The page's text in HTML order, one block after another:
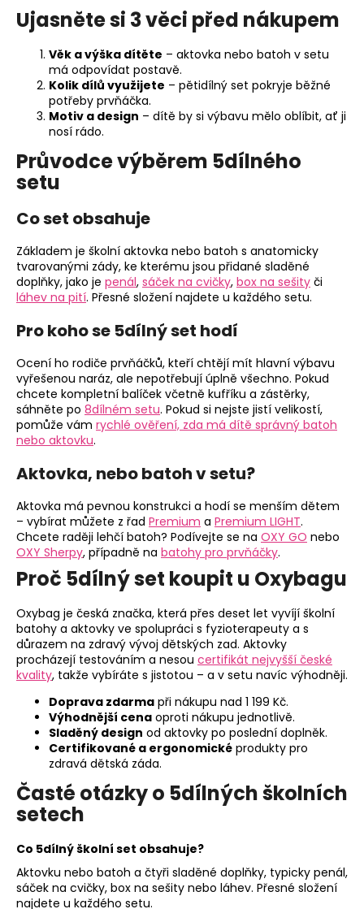
Ujasněte si 3 věci před nákupem
Věk a výška dítěte – aktovka nebo batoh v setu
má odpovídat postavě.
Kolik dílů využijete – pětidílný set pokryje běžné
potřeby prvňáčka.
Motiv a design – dítě by si výbavu mělo oblíbit, ať ji
nosí rádo.
Průvodce výběrem 5dílného
setu
Co set obsahuje
Základem je školní aktovka nebo batoh s anatomicky
tvarovanými zády, ke kterému jsou přidané sladěné
doplňky, jako je penál, sáček na cvičky, box na sešity či
láhev na pití. Přesné složení najdete u každého setu.
Pro koho se 5dílný set hodí
Ocení ho rodiče prvňáčků, kteří chtějí mít hlavní výbavu
vyřešenou naráz, ale nepotřebují úplně všechno. Pokud
chcete kompletní balíček včetně kufříku a zástěrky,
sáhněte po 8dílném setu. Pokud si nejste jistí velikostí,
pomůže vám rychlé ověření, zda má dítě správný batoh
nebo aktovku.
Aktovka, nebo batoh v setu?
Aktovka má pevnou konstrukci a hodí se menším dětem
– vybírat můžete z řad Premium a Premium LIGHT.
Chcete raději lehčí batoh? Podívejte se na OXY GO nebo
OXY Sherpy, případně na batohy pro prvňáčky.
Proč 5dílný set koupit u Oxybagu
Oxybag je česká značka, která přes deset let vyvíjí školní
batohy a aktovky ve spolupráci s fyzioterapeuty a s
důrazem na zdravý vývoj dětských zad. Aktovky
procházejí testováním a nesou certifikát nejvyšší české
kvality, takže vybíráte s jistotou – a v setu navíc výhodněji.
Doprava zdarma při nákupu nad 1 199 Kč.
Výhodnější cena oproti nákupu jednotlivě.
Sladěný design od aktovky po poslední doplněk.
Certifikované a ergonomické produkty pro
zdravá dětská záda.
Časté otázky o 5dílných školních
setech
Co 5dílný školní set obsahuje?
Aktovku nebo batoh a čtyři sladěné doplňky, typicky penál,
sáček na cvičky, box na sešity nebo láhev. Přesné složení
najdete u každého setu.